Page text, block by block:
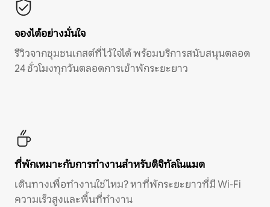
จองได้อย่างมั่นใจ
รีวิวจากชุมชนเกสต์ที่ไว้ใจได้ พร้อมบริการสนับสนุนตลอด
24 ชั่วโมงทุกวันตลอดการเข้าพักระยะยาว
ที่พักเหมาะกับการทำงานสำหรับดิจิทัลโนแมด
เดินทางเพื่อทำงานใช่ไหม? หาที่พักระยะยาวที่มี Wi-Fi
ความเร็วสูงและพื้นที่ทำงาน